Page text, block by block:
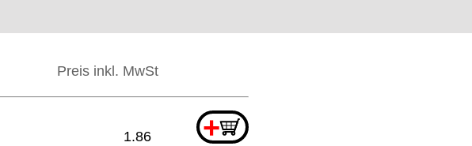
Preis inkl. MwSt
+
1.86